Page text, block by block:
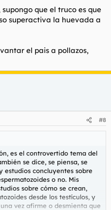
que el truco es que
superactiva la huevada a
el pais a pollazos,
#8
es el controvertido tema del
se dice, se piensa, se
estudios concluyentes sobre
o no. Mis
sobre cómo se crean,
desde los testículos, y
vez afirme o desmienta que